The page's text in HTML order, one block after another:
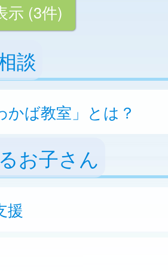
示 (3件)
談
かば教室」とは？
お子さん
援